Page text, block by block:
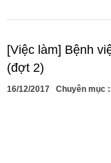
[Việc làm] Bệnh
(đợt 2)
16/12/2017 Chuyên mục :